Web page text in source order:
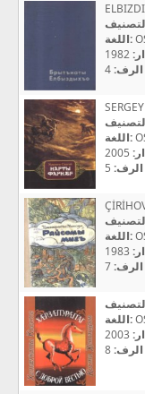
اللغة:
اللغة:
اللغة:
اللغة: